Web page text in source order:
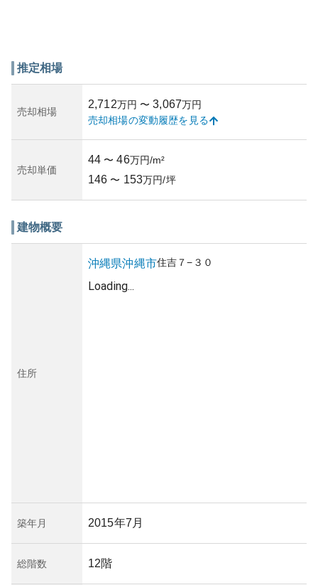
推定相場
売却相場
2,712万円 〜 3,067万円
売却相場の変動履歴を見る
売却単価
44 〜 46万円/m²
146 〜 153万円/坪
建物概要
住所
沖縄県沖縄市住吉 ７−３０
Loading...
築年月 2015年7月
総階数 12階